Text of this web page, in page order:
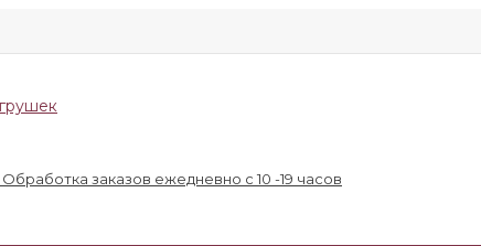
заказов ежедневно с 10 -19 часов